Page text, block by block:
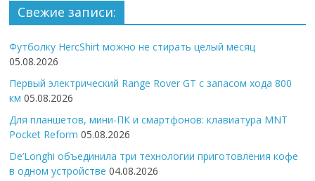
Свежие записи:
Футболку HercShirt можно не стирать целый месяц
05.08.2026
Первый электрический Range Rover GT с запасом хода 800
км 05.08.2026
Для планшетов, мини-ПК и смартфонов: клавиатура MNT
Pocket Reform 05.08.2026
De’Longhi объединила три технологии приготовления кофе
в одном устройстве 04.08.2026